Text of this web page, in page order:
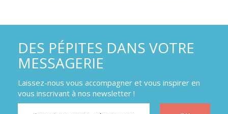
DES PÉPITES DANS VOTRE
MESSAGERIE
Laissez-nous vous accompagner et vous inspirer en
vous inscrivant à nos newsletter !